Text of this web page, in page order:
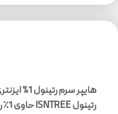
هایپر
رتینول ISNTREE حاوی 1٪ رتینول، 0.3٪ رتینیل پالمیتات و 0.6٪ باکوچیول به همراه 5 نوع سرامید، 5 نوع پپتید و عصاره TECA با خواص تسکین دهندگی و ضد التهابی می باشد.